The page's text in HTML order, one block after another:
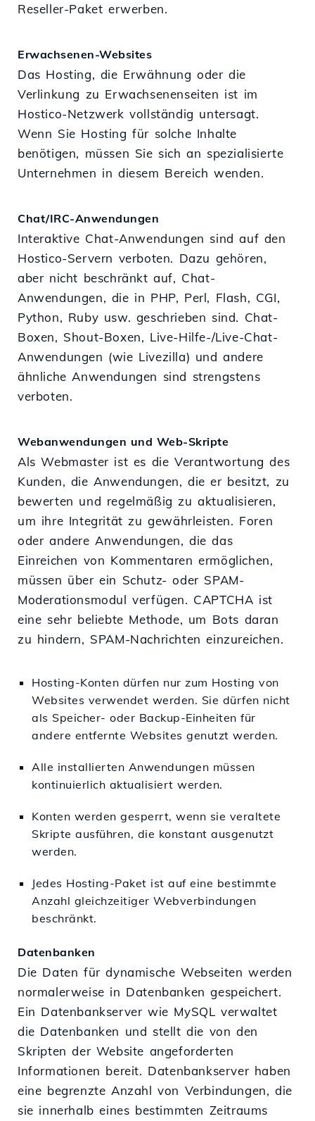
Reseller-Paket erwerben.
Erwachsenen-Websites
Das Hosting, die Erwähnung oder die
Verlinkung zu Erwachsenenseiten ist im
Hostico-Netzwerk vollständig untersagt.
Wenn Sie Hosting für solche Inhalte
benötigen, müssen Sie sich an spezialisierte
Unternehmen in diesem Bereich wenden.
Chat/IRC-Anwendungen
Interaktive Chat-Anwendungen sind auf den
Hostico-Servern verboten. Dazu gehören,
aber nicht beschränkt auf, Chat-
Anwendungen, die in PHP, Perl, Flash, CGI,
Python, Ruby usw. geschrieben sind. Chat-
Boxen, Shout-Boxen, Live-Hilfe-/Live-Chat-
Anwendungen (wie Livezilla) und andere
ähnliche Anwendungen sind strengstens
verboten.
Webanwendungen und Web-Skripte
Als Webmaster ist es die Verantwortung des
Kunden, die Anwendungen, die er besitzt, zu
bewerten und regelmäßig zu aktualisieren,
um ihre Integrität zu gewährleisten. Foren
oder andere Anwendungen, die das
Einreichen von Kommentaren ermöglichen,
müssen über ein Schutz- oder SPAM-
Moderationsmodul verfügen. CAPTCHA ist
eine sehr beliebte Methode, um Bots daran
zu hindern, SPAM-Nachrichten einzureichen.
Hosting-Konten dürfen nur zum Hosting von
Websites verwendet werden. Sie dürfen nicht
als Speicher- oder Backup-Einheiten für
andere entfernte Websites genutzt werden.
Alle installierten Anwendungen müssen
kontinuierlich aktualisiert werden.
Konten werden gesperrt, wenn sie veraltete
Skripte ausführen, die konstant ausgenutzt
werden.
Jedes Hosting-Paket ist auf eine bestimmte
Anzahl gleichzeitiger Webverbindungen
beschränkt.
Datenbanken
Die Daten für dynamische Webseiten werden
normalerweise in Datenbanken gespeichert.
Ein Datenbankserver wie MySQL verwaltet
die Datenbanken und stellt die von den
Skripten der Website angeforderten
Informationen bereit. Datenbankserver haben
eine begrenzte Anzahl von Verbindungen, die
sie innerhalb eines bestimmten Zeitraums